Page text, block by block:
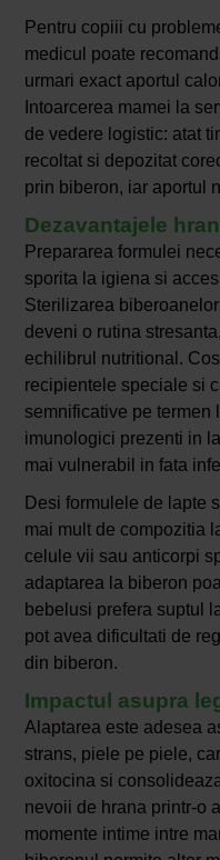
Pentru copiii cu
medicul poate
urmari exact aportul
Intoarcerea mamei la
de vedere logistic: atat
recoltat si depozitat
prin biberon, iar aportul
Dezavantajele
Prepararea formulei
sporita la igiena si
Sterilizarea
deveni o rutina
echilibrul nutritional.
recipientele speciale si
semnificative pe termen
imunologici prezenti in
mai vulnerabil in fata
Desi formulele de lapte
mai mult de compozitia
celule vii sau anticorpi
adaptarea la biberon
bebelusi prefera suptul
pot avea dificultati de
din biberon.
Impactul asupra
Alaptarea este adesea
strans, piele pe piele,
oxitocina si
nevoii de hrana printr-o
momente intime intre